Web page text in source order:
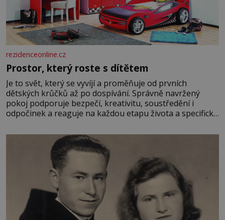
rezidenceonline.cz
Prostor, který roste s dítětem
Je to svět, který se vyvíjí a proměňuje od prvních
dětských krůčků až po dospívání. Správně navržený
pokoj podporuje bezpečí, kreativitu, soustředění i
odpočinek a reaguje na každou etapu života a specifické
měkkost a bezpečí, proto by pokoj miminka měl působit
především klidně a útulně. Předškolní věk je